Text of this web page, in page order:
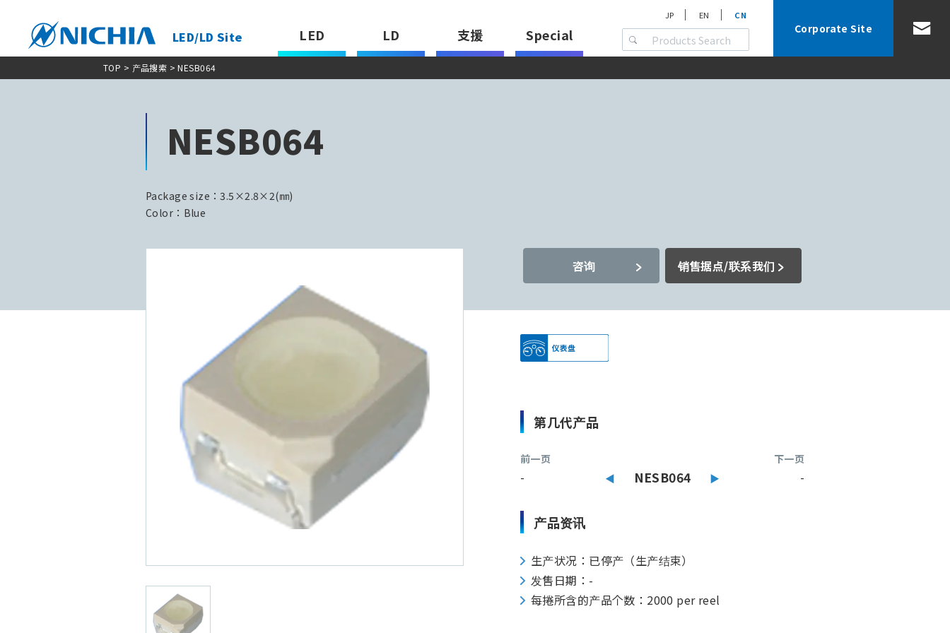
LED/LD Site LED LD 支援 Special
JP EN CN
Corporate Site
TOP > 产品搜索 > NESB064
NESB064
Package size：3.5×2.8×2(㎜)
Color：Blue
咨询 销售据点/联系我们
第几代产品
前一页
- NESB064
下一页
-
产品资讯
生产状况：已停产（生产结束）
发售日期：-
每捲所含的产品个数：2000 per reel